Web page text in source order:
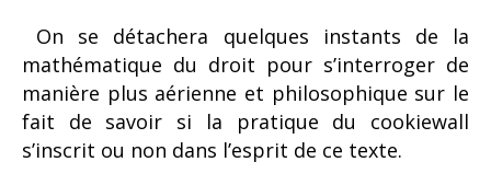
On se détachera quelques instants de la
mathématique du droit pour s’interroger de
manière plus aérienne et philosophique sur le
fait de savoir si la pratique du cookiewall
s’inscrit ou non dans l’esprit de ce texte.